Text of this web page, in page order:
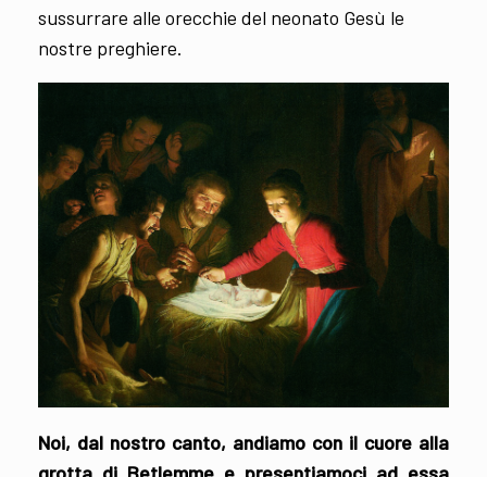
sussurrare alle orecchie del neonato Gesù le
nostre preghiere.
Noi, dal nostro canto, andiamo con il cuore alla